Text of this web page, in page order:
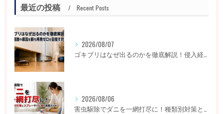
最近の投稿 Recent Posts
2026/08/07
ゴキブリはなぜ出るのかを徹底解説！侵入経路や原因を断ち再発ゼロを目指す対策
2026/08/06
害虫駆除でダニを一網打尽に！種類別対策とスプレーやくん煙の実践ガイド